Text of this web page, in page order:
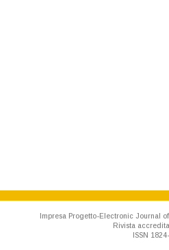
Impresa Progetto-Electronic Journal
Rivista
ISSN